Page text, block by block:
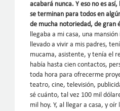
acabará nunca. Y eso no es
se terminan para todos en
de mucha notoriedad, de gran
llegaba a mi casa, una
llevado a vivir a mis padres,
mucama, asistente, y tenía el
había hasta cien contactos,
toda hora para ofrecerme
teatro, cine, televisión,
sé cuánto, tal vez 100 mil
mil hoy. Y, al llegar a casa, y